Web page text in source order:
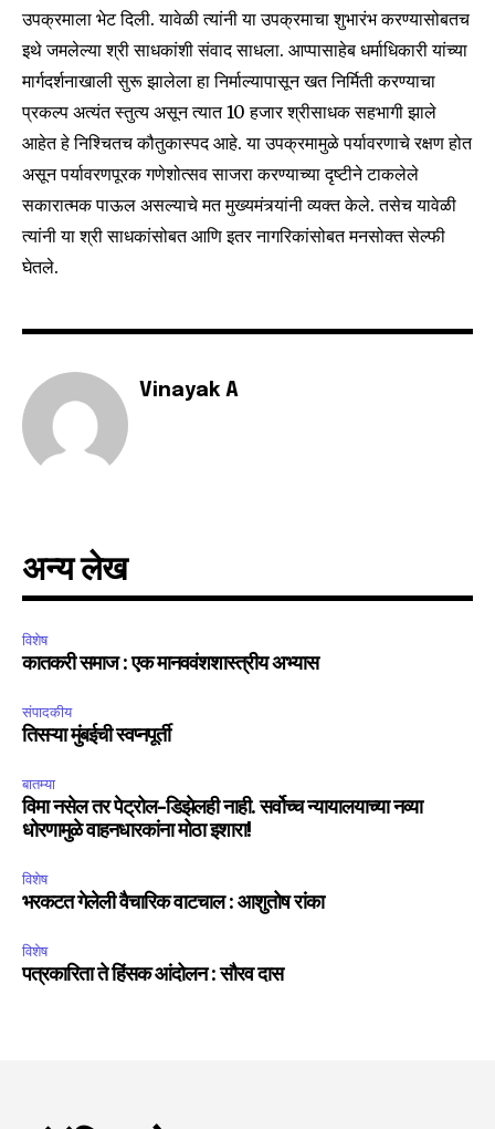
उपक्रमाला भेट दिली. यावेळी त्यांनी या उपक्रमाचा शुभारंभ करण्यासोबतच
इथे जमलेल्या श्री साधकांशी संवाद साधला. आप्पासाहेब धर्माधिकारी यांच्या
मार्गदर्शनाखाली सुरू झालेला हा निर्माल्यापासून खत निर्मिती करण्याचा
प्रकल्प अत्यंत स्तुत्य असून त्यात 10 हजार श्रीसाधक सहभागी झाले
आहेत हे निश्चितच कौतुकास्पद आहे. या उपक्रमामुळे पर्यावरणाचे रक्षण होत
असून पर्यावरणपूरक गणेशोत्सव साजरा करण्याच्या दृष्टीने टाकलेले
सकारात्मक पाऊल असल्याचे मत मुख्यमंत्र्यांनी व्यक्त केले. तसेच यावेळी
त्यांनी या श्री साधकांसोबत आणि इतर नागरिकांसोबत मनसोक्त सेल्फी
घेतले.
Vinayak A
अन्य लेख
विशेष
कातकरी समाज : एक मानववंशशास्त्रीय अभ्यास
संपादकीय
तिसऱ्या मुंबईची स्वप्नपूर्ती
बातम्या
विमा नसेल तर पेट्रोल-डिझेलही नाही. सर्वोच्च न्यायालयाच्या नव्या
धोरणामुळे वाहनधारकांना मोठा इशारा!
विशेष
भरकटत गेलेली वैचारिक वाटचाल : आशुतोष रांका
विशेष
पत्रकारिता ते हिंसक आंदोलन : सौरव दास